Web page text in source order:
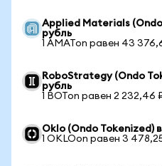
Applied Materials
рубль
1 AMATon равен 43
RoboStrategy (Ondo
рубль
1 BOTon равен 2 232,46
Oklo (Ondo Tokenized)
1 OKLOon равен 3